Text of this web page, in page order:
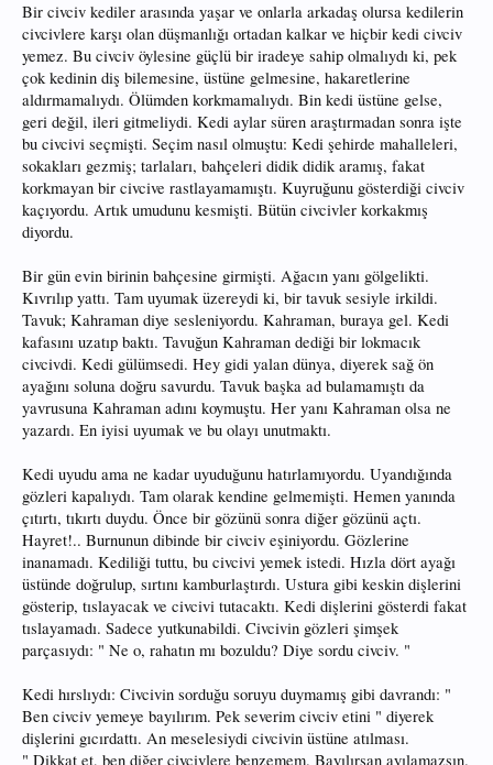
Bir civciv kediler arasında yaşar ve onlarla arkadaş olursa kedilerin
civcivlere karşı olan düşmanlığı ortadan kalkar ve hiçbir kedi civciv
yemez. Bu civciv öylesine güçlü bir iradeye sahip olmalıydı ki, pek
çok kedinin diş bilemesine, üstüne gelmesine, hakaretlerine
aldırmamalıydı. Ölümden korkmamalıydı. Bin kedi üstüne gelse,
geri değil, ileri gitmeliydi. Kedi aylar süren araştırmadan sonra işte
bu civcivi seçmişti. Seçim nasıl olmuştu: Kedi şehirde mahalleleri,
sokakları gezmiş; tarlaları, bahçeleri didik didik aramış, fakat
korkmayan bir civcive rastlayamamıştı. Kuyruğunu gösterdiği civciv
kaçıyordu. Artık umudunu kesmişti. Bütün civcivler korkakmış
diyordu.
Bir gün evin birinin bahçesine girmişti. Ağacın yanı gölgelikti.
Kıvrılıp yattı. Tam uyumak üzereydi ki, bir tavuk sesiyle irkildi.
Tavuk; Kahraman diye sesleniyordu. Kahraman, buraya gel. Kedi
kafasını uzatıp baktı. Tavuğun Kahraman dediği bir lokmacık
civcivdi. Kedi gülümsedi. Hey gidi yalan dünya, diyerek sağ ön
ayağını soluna doğru savurdu. Tavuk başka ad bulamamıştı da
yavrusuna Kahraman adını koymuştu. Her yanı Kahraman olsa ne
yazardı. En iyisi uyumak ve bu olayı unutmaktı.
Kedi uyudu ama ne kadar uyuduğunu hatırlamıyordu. Uyandığında
gözleri kapalıydı. Tam olarak kendine gelmemişti. Hemen yanında
çıtırtı, tıkırtı duydu. Önce bir gözünü sonra diğer gözünü açtı.
Hayret!.. Burnunun dibinde bir civciv eşiniyordu. Gözlerine
inanamadı. Kediliği tuttu, bu civcivi yemek istedi. Hızla dört ayağı
üstünde doğrulup, sırtını kamburlaştırdı. Ustura gibi keskin dişlerini
gösterip, tıslayacak ve civcivi tutacaktı. Kedi dişlerini gösterdi fakat
tıslayamadı. Sadece yutkunabildi. Civcivin gözleri şimşek
parçasıydı: " Ne o, rahatın mı bozuldu? Diye sordu civciv. "
Kedi hırslıydı: Civcivin sorduğu soruyu duymamış gibi davrandı: "
Ben civciv yemeye bayılırım. Pek severim civciv etini " diyerek
dişlerini gıcırdattı. An meselesiydi civcivin üstüne atılması.
" Dikkat et, ben diğer civcivlere benzemem. Bayılırsan ayılamazsın.